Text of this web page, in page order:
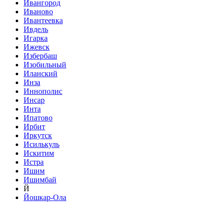
Ивангород
Иваново
Ивантеевка
Ивдель
Игарка
Ижевск
Избербаш
Изобильный
Иланский
Инза
Иннополис
Инсар
Инта
Ипатово
Ирбит
Иркутск
Исилькуль
Искитим
Истра
Ишим
Ишимбай
Й
Йошкар-Ола